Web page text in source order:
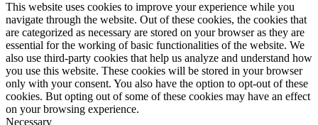
This website uses cookies to improve your experience while you
navigate through the website. Out of these cookies, the cookies that
are categorized as necessary are stored on your browser as they are
essential for the working of basic functionalities of the website. We
also use third-party cookies that help us analyze and understand how
you use this website. These cookies will be stored in your browser
only with your consent. You also have the option to opt-out of these
cookies. But opting out of some of these cookies may have an effect
on your browsing experience.
Necessary